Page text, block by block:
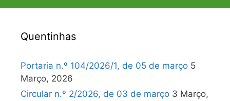
Quentinhas
Portaria n.º 104/2026/1, de 05 de março 5
Março, 2026
Circular n.º 2/2026, de 03 de março 3 Março,